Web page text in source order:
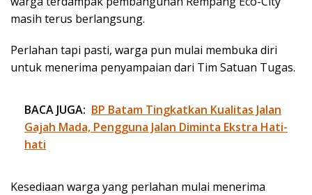
masih terus berlangsung.
Perlahan tapi pasti, warga pun mulai membuka diri
untuk menerima penyampaian dari Tim Satuan Tugas.
BACA JUGA: BP Batam Tingkatkan Kualitas Jalan
Gajah Mada, Pengguna Jalan Diminta Ekstra Hati-
hati
Kesediaan warga yang perlahan mulai menerima